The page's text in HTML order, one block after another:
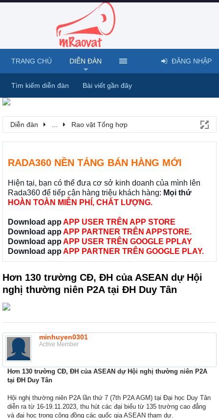
Diễn đàn Rao vặt Tổng hợp
RADA360 NỀN TẢNG BÁN HÀNG MỚI
Hiện tại, bạn có thể đưa cơ sở kinh doanh của mình lên
Rada360 để tiếp cận hàng triệu khách hàng: Mọi thứ
HOÀN TOÀN MIỄN PHÍ, CHẤT LƯỢNG.
Download app APP USER TRÊN APP STORE
Download app APP PARTNER TRÊN APPSTORE.
Download app APP USER TRÊN GOOGLE PPLAY
Download app APP PARTNER TRÊN GOOGLE PLAY.
Hơn 130 trường CĐ, ĐH của ASEAN dự Hội
nghị thường niên P2A tại ĐH Duy Tân
minhuyen0301
Active Member
Hơn 130 trường CĐ, ĐH của ASEAN dự Hội nghị thường niên P2A
tại ĐH Duy Tân
Hội nghị thường niên P2A lần thứ 7 (7th P2A AGM) tại Đại học Duy Tân
diễn ra từ 16-19.11.2023, thu hút các đại biểu từ 135 trường cao đẳng
và đại học trong cộng đồng các quốc gia ASEAN tham dự.
TRANG CHỦ DIỄN ĐÀN
Tìm kiếm diễn đàn Bài viết gần đây
ĐĂNG NHẬP